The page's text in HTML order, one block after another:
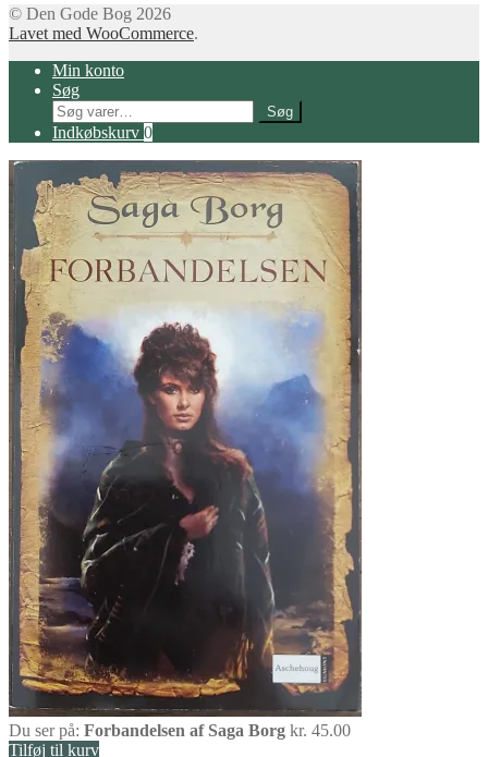
© Den Gode Bog 2026
Lavet med WooCommerce.
Min konto
Søg
Søg
efter:
Søg
Indkøbskurv 0
Du ser på: Forbandelsen af Saga Borg kr. 45.00
Tilføj til kurv